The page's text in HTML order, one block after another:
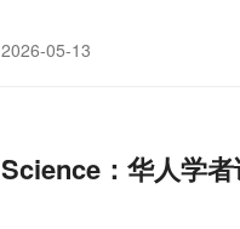
2026-05-13
Science：华人学者